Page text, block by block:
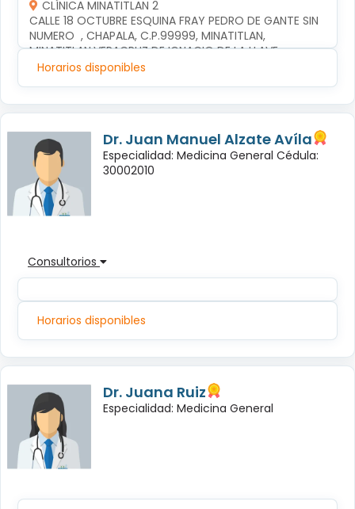
CLÍNICA MINATITLAN 2
CALLE 18 OCTUBRE ESQUINA FRAY PEDRO DE GANTE SIN
NUMERO  , CHAPALA, C.P.99999, MINATITLAN,
MINATITLAN,VERACRUZ DE IGNACIO DE LA LLAVE
Horarios disponibles
Dr. Juan Manuel Alzate Avíla
Especialidad: Medicina General Cédula:
30002010
Consultorios
Horarios disponibles
Dr. Juana Ruiz
Especialidad: Medicina General